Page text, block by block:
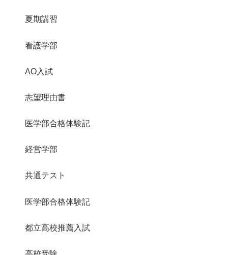
夏期講習
看護学部
AO入試
志望理由書
医学部合格体験記
経営学部
共通テスト
医学部合格体験記
都立高校推薦入試